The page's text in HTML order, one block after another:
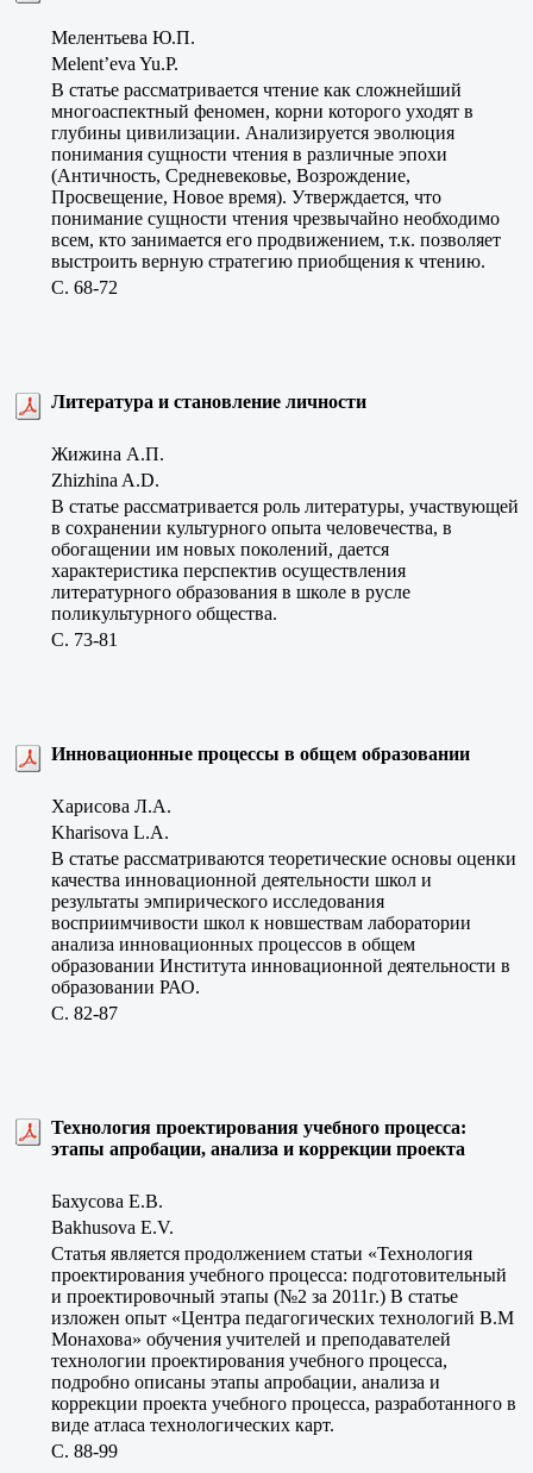
Мелентьева Ю.П.
Melent’eva Yu.P.
В статье рассматривается чтение как сложнейший
многоаспектный феномен, корни которого уходят в
глубины цивилизации. Анализируется эволюция
понимания сущности чтения в различные эпохи
(Античность, Средневековье, Возрождение,
Просвещение, Новое время). Утверждается, что
понимание сущности чтения чрезвычайно необходимо
всем, кто занимается его продвижением, т.к. позволяет
выстроить верную стратегию приобщения к чтению.
C. 68-72
Литература и становление личности
Жижина А.П.
Zhizhina A.D.
В статье рассматривается роль литературы, участвующей
в сохранении культурного опыта человечества, в
обогащении им новых поколений, дается
характеристика перспектив осуществления
литературного образования в школе в русле
поликультурного общества.
C. 73-81
Инновационные процессы в общем образовании
Харисова Л.А.
Kharisova L.A.
В статье рассматриваются теоретические основы оценки
качества инновационной деятельности школ и
результаты эмпирического исследования
восприимчивости школ к новшествам лаборатории
анализа инновационных процессов в общем
образовании Института инновационной деятельности в
образовании РАО.
C. 82-87
Технология проектирования учебного процесса:
этапы апробации, анализа и коррекции проекта
Бахусова Е.В.
Bakhusova E.V.
Статья является продолжением статьи «Технология
проектирования учебного процесса: подготовительный
и проектировочный этапы (№2 за 2011г.) В статье
изложен опыт «Центра педагогических технологий В.М
Монахова» обучения учителей и преподавателей
технологии проектирования учебного процесса,
подробно описаны этапы апробации, анализа и
коррекции проекта учебного процесса, разработанного в
виде атласа технологических карт.
C. 88-99